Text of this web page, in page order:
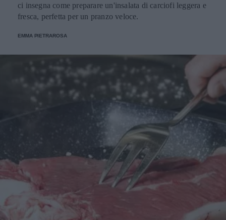
ci insegna come preparare un'insalata di carciofi leggera e
fresca, perfetta per un pranzo veloce.
EMMA PIETRAROSA